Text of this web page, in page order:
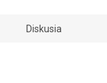
Diskusia